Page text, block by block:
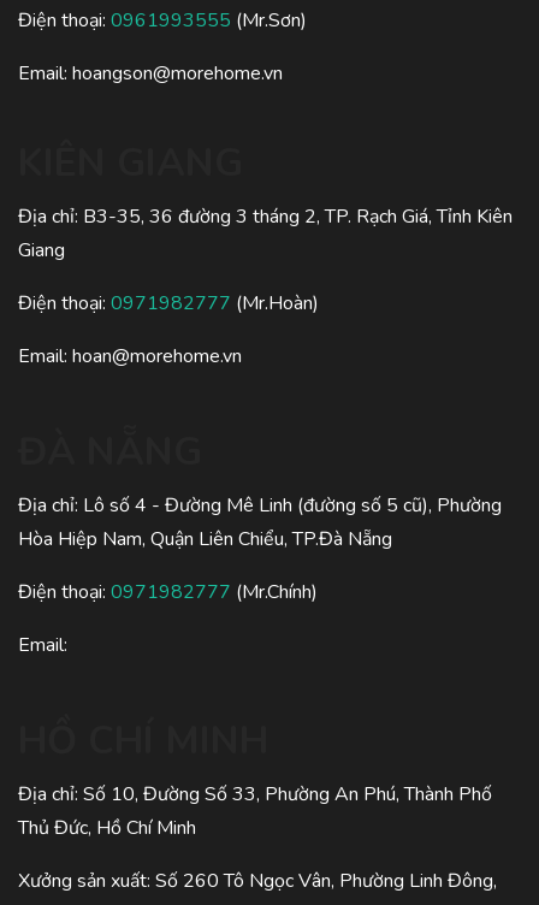
Điện thoại: 0961993555 (Mr.Sơn)
Email: hoangson@morehome.vn
Địa chỉ: B3-35, 36 đường 3 tháng 2, TP. Rạch Giá, Tỉnh Kiên
Giang
Điện thoại: 0971982777 (Mr.Hoàn)
Email: hoan@morehome.vn
Địa chỉ: Lô số 4 - Đường Mê Linh (đường số 5 cũ), Phường
Hòa Hiệp Nam, Quận Liên Chiểu, TP.Đà Nẵng
Điện thoại: 0971982777 (Mr.Chính)
Email:
Địa chỉ: Số 10, Đường Số 33, Phường An Phú, Thành Phố
Thủ Đức, Hồ Chí Minh
Xưởng sản xuất: Số 260 Tô Ngọc Vân, Phường Linh Đông,